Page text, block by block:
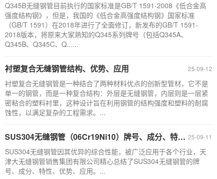
Q345B无缝钢管目前执行的国家标准是GB/T 1591-2008《低合金高
强度结构钢》，但是，我国的《低合金高强度结构钢》国家标准
（GB/T 1591）在2018年进行了全面修订，新发布的GB/T 1591-
2018版本，将原来大家熟知的Q345系列牌号（包括Q345A、
Q345B、Q345C、Q......
25-09-12
衬塑复合无缝钢管结构、优势、应用
衬塑复合无缝钢管是一种结合了两种材料优点的创新型管材，它不是
单一的钢管，而是一种复合结构：外层是无缝钢管，内层则是一层紧
密粘合的塑料衬里，这种设计旨在利用钢管的结构强度和塑料的耐腐
蚀性，以满足复杂的工程需求。...
25-09-11
SUS304无缝钢管（06Cr19Ni10）牌号、成分、特性、优势、应用
SUS304无缝钢管因其优异的综合性能，被广泛应用于各个行业，天
津大无缝钢管销售集团有限公司精心总结了SUS304无缝钢管的牌
号、成分、特性、优势、应用。...